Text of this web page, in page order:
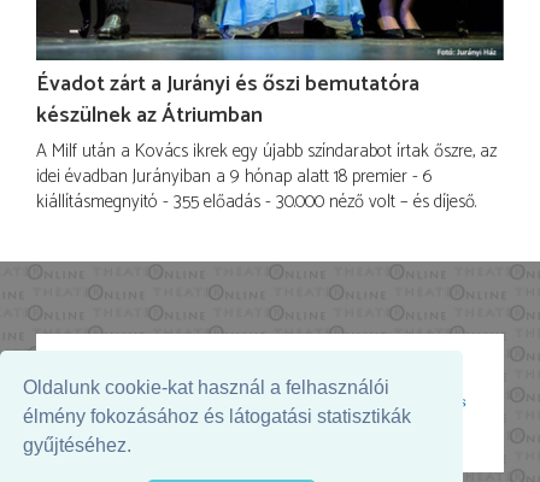
Oldalunk cookie-kat használ a felhasználói
élmény fokozásához és látogatási statisztikák
gyűjtéséhez.
Évadot zárt a Jurányi és őszi bemutatóra
készülnek az Átriumban
A Milf után a Kovács ikrek egy újabb színdarabot írtak őszre, az
idei évadban Jurányiban a 9 hónap alatt 18 premier - 6
kiállításmegnyitó - 355 előadás - 30.000 néző volt – és díjeső.
Az oldal megjelenését támogatja: